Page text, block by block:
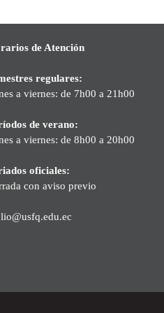
de Atención
regulares:
a viernes: de 7h00 a 21h00
de verano:
a viernes: de 8h00 a 20h00
oficiales:
con aviso previo